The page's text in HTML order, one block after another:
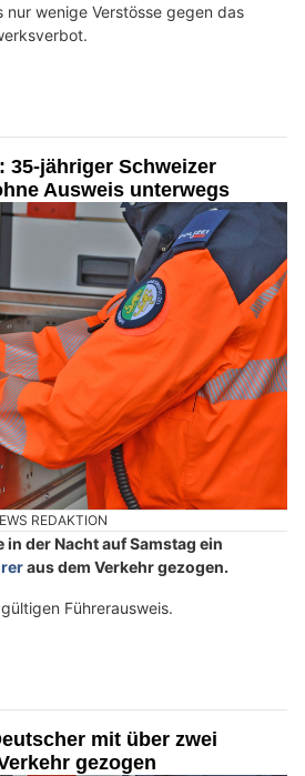
nur wenige Verstösse gegen das
35-jähriger Schweizer
Ausweis unterwegs
REDAKTION
in der Nacht auf Samstag ein
aus dem Verkehr gezogen.
Führerausweis.
mit über zwei
gezogen